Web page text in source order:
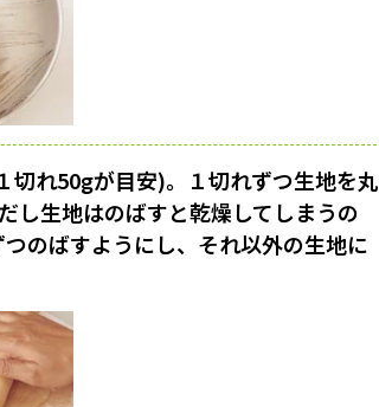
切れ50gが目安)。１切れずつ生地を丸
生地はのばすと乾燥してしまうの
のばすようにし、それ以外の生地に